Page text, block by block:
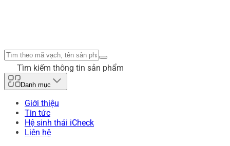
Tìm kiếm thông tin sản phẩm
Danh mục
Giới thiệu
Tin tức
Hệ sinh thái iCheck
Liên hệ